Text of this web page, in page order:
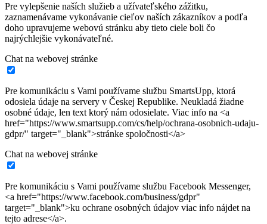
Pre vylepšenie naších služieb a užívateľského zážitku,
zaznamenávame vykonávanie cieľov naších zákazníkov a podľa
doho upravujeme webovú stránku aby tieto ciele boli čo
najrýchlejšie vykonávateľné.
Chat na webovej stránke
Pre komunikáciu s Vami používame službu SmartsUpp, ktorá
odosiela údaje na servery v Českej Republike. Neukladá žiadne
osobné údaje, len text ktorý nám odosielate. Viac info na <a
href="https://www.smartsupp.com/cs/help/ochrana-osobnich-udaju-
gdpr/" target="_blank">stránke spoločnosti</a>
Chat na webovej stránke
Pre komunikáciu s Vami používame službu Facebook Messenger,
<a href="https://www.facebook.com/business/gdpr"
target="_blank">ku ochrane osobných údajov viac info nájdet na
tejto adrese</a>.